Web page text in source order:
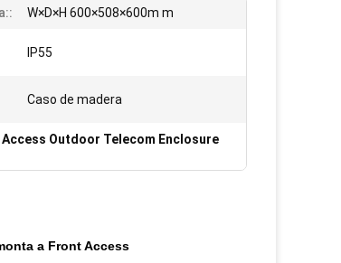
W×D×H 600×508×600m m
IP55
Caso de madera
Access Outdoor Telecom Enclosure
a Front Access